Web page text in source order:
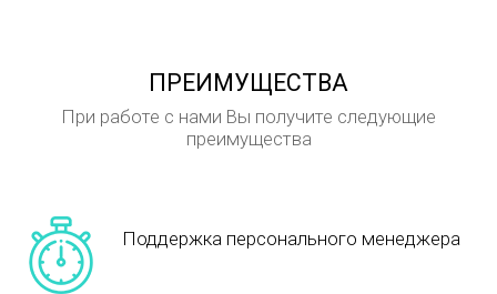
ПРЕИМУЩЕСТВА
При работе с нами Вы получите следующие
преимущества
Поддержка персонального менеджера